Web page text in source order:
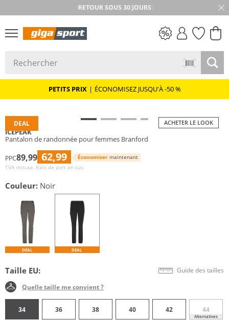
★★★★★ 4,8 / 5,0 ÉTOILES
PETITS PRIX | ÉCONOMISEZ JUSQU'À -50 %
ACHETER LE LOOK
DEAL
ICEPEAK
Pantalon de randonnée pour femmes Branford
PPC89,99 62,99 Économiser maintenant
TVA incluse, frais de port en sus
Couleur: Noir
DEAL DEAL
Taille EU: Guide des tailles
Quelle taille me convient ?
34 36 38 40 42 44
Alternatives